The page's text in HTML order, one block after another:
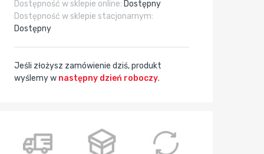
Dostępność w sklepie online: Dostępny
Dostępność w sklepie stacjonarnym:
Dostępny
Jeśli złożysz zamówienie dziś, produkt
wyślemy w następny dzień roboczy.